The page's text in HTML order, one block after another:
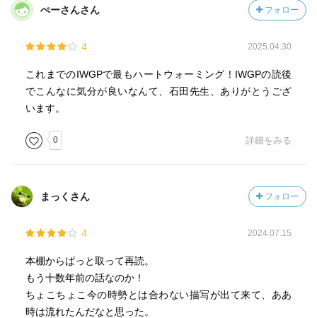
ぺーさんさん フォロー
4 2025.04.30
これまでのIWGPで最もハートウォーミング！IWGPの読後
でこんなに気分が良いなんて、石田先生、ありがとうござ
います。
0 詳細をみる
まっくさん フォロー
4 2024.07.15
本棚からぱっと取って再読。
もう十数年前の話なのか！
ちょこちょこ今の時勢とは合わない描写が出て来て、ああ
時は流れたんだなと思った。